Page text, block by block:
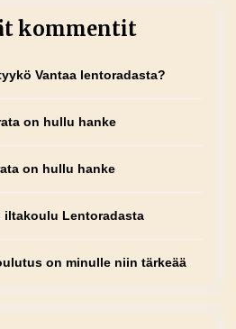
kommentit
Vantaa lentoradasta?
on hullu hanke
on hullu hanke
iltakoulu Lentoradasta
on minulle niin tärkeää